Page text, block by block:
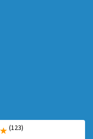
(123)